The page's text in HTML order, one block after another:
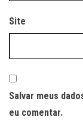
Site
Salvar meus
eu comentar.